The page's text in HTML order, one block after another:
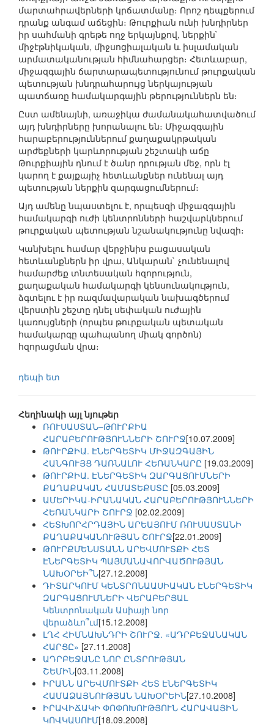
մարտահրավերների կրճատմանը։ Որոշ դեպքերում
դրանք անգամ աճեցին։ Թուրքիան ունի խնդիրներ
իր սահմանի գրեթե ողջ երկայնքով, ներքին`
միջէթնիկական, միջսոցիալական և իսլամական
արմատականության հիմնահարցեր։ Հետևաբար,
միջազգային ճարտարապետությունում թուրքական
պետության խնդրահարույց ներկայության
պատճառը համակարգային թերություններն են։
Ըստ ամենայնի, առաջիկա ժամանակահատվածում
այդ խնդիրները խորանալու են։ Միջազգային
հարաբերություններում քաղաքակրթական
արժեքների կարևորության շեշտակի աճը
Թուրքիային դնում է ծանր դրության մեջ, որն էլ
կարող է քայքայիչ հետևանքներ ունենալ այդ
պետության ներքին զարգացումներում։
Այդ ամենը նպաստելու է, որպեսզի միջազգային
համակարգի ուժի կենտրոնների հաշվարկներում
թուրքական պետության նշանակությունը նվազի։
Կանխելու համար վերջինիս բացասական
հետևանքներն իր վրա, Անկարան` չունենալով
համարժեք տնտեսական հզորություն,
քաղաքական համակարգի կենսունակություն,
ձգտելու է իր ռազմավարական նախագծերում
վերստին շեշտը դնել սեփական ուժային
կառույցների (որպես թուրքական պետական
համակարգը պահպանող միակ գործոն)
հզորացման վրա։
դեպի ետ
Հեղինակի այլ նյութեր
ՌՈՒՍԱՍՏԱՆ–ԹՈՒՐՔԻԱ
ՀԱՐԱԲԵՐՈՒԹՅՈՒՆՆԵՐԻ ՇՈՒՐՋ[10.07.2009]
ԹՈՒՐՔԻԱ. ԷՆԵՐԳԵՏԻԿ ՄԻՋԱԶԳԱՅԻՆ
ՀԱՆԳՈՒՅՑ ԴԱՌՆԱԼՈՒ ՀԵՌԱՆԿԱՐԸ [19.03.2009]
ԹՈՒՐՔԻԱ. ԷՆԵՐԳԵՏԻԿ ԶԱՐԳԱՑՈՒՄՆԵՐԻ
ՔԱՂԱՔԱԿԱՆ ՀԱՄԱՏԵՔՍՏԸ [05.03.2009]
ԱՄԵՐԻԿԱ-ԻՐԱՆԱԿԱՆ ՀԱՐԱԲԵՐՈՒԹՅՈՒՆՆԵՐԻ
ՀԵՌԱՆԿԱՐԻ ՇՈՒՐՋ [02.02.2009]
ՀԵՏԽՈՐՀՐԴԱՅԻՆ ԱՐԵԱՅՈՒՄ ՌՈՒՍԱՍՏԱՆԻ
ՔԱՂԱՔԱԿԱՆՈՒԹՅԱՆ ՇՈՒՐՋ[22.01.2009]
ԹՈՒՐՔՄԵՆՍՏԱՆՆ ԱՐԵՎՄՈՒՏՔԻ ՀԵՏ
ԷՆԵՐԳԵՏԻԿ ՊԱՅՄԱՆԱՎՈՐՎԱԾՈՒԹՅԱՆ
ՆԱԽՕՐԵԻ՞Ն[27.12.2008]
ԴԻՏԱՐԿՈՒՄ ԿԵՆՏՐՈՆԱԱՍԻԱԿԱՆ ԷՆԵՐԳԵՏԻԿ
ԶԱՐԳԱՑՈՒՄՆԵՐԻ ՎԵՐԱԲԵՐՅԱԼ
Կենտրոնական Ասիայի նոր
վերաձևո՞ւմ[15.12.2008]
ԼՂՀ ՀԻՄՆԱԽՆԴՐԻ ՇՈՒՐՋ. «ԱԴՐԲԵՋԱՆԱԿԱՆ
ՀԱՐՑԸ» [27.11.2008]
ԱԴՐԲԵՋԱՆԸ ՆՈՐ ԸՆՏՐՈՒԹՅԱՆ
ՇԵՄԻՆ[03.11.2008]
ԻՐԱՆՆ ԱՐԵՎՄՈՒՏՔԻ ՀԵՏ ԷՆԵՐԳԵՏԻԿ
ՀԱՄԱՁԱՅՆՈՒԹՅԱՆ ՆԱԽՕՐԵԻՆ[27.10.2008]
ԻՐԱՎԻՃԱԿԻ ՓՈՓՈԽՈՒԹՅՈՒՆ ՀԱՐԱՎԱՅԻՆ
ԿՈՎԿԱՍՈՒՄ[18.09.2008]